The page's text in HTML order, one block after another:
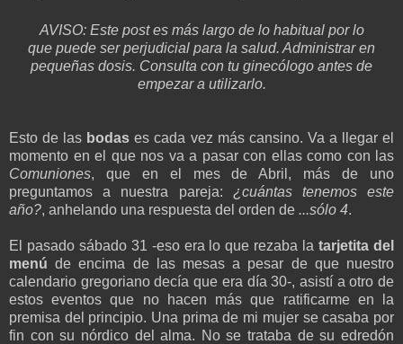
AVISO: Este post es más largo de lo habitual por lo
que puede ser perjudicial para la salud. Administrar en
pequeñas dosis. Consulta con tu ginecólogo antes de
empezar a utilizarlo.
Esto de las bodas es cada vez más cansino. Va a llegar el
momento en el que nos va a pasar con ellas como con las
Comuniones, que en el mes de Abril, más de uno
preguntamos a nuestra pareja: ¿cuántas tenemos este
año?, anhelando una respuesta del orden de ...sólo 4.
El pasado sábado 31 -eso era lo que rezaba latarjetita del
menú de encima de las mesas a pesar de que nuestro
calendario gregoriano decía que era día 30-, asistí a otro de
estos eventos que no hacen más que ratificarme en la
premisa del principio. Una prima de mi mujer se casaba por
fin con su nórdico del alma. No se trataba de su edredón